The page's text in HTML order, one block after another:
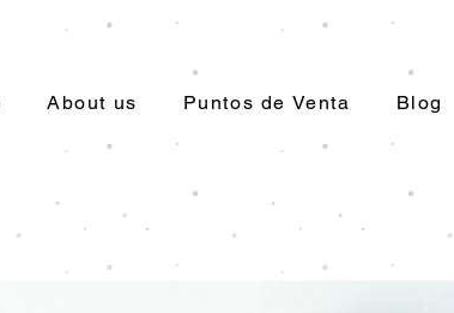
About us Puntos de Venta Blog